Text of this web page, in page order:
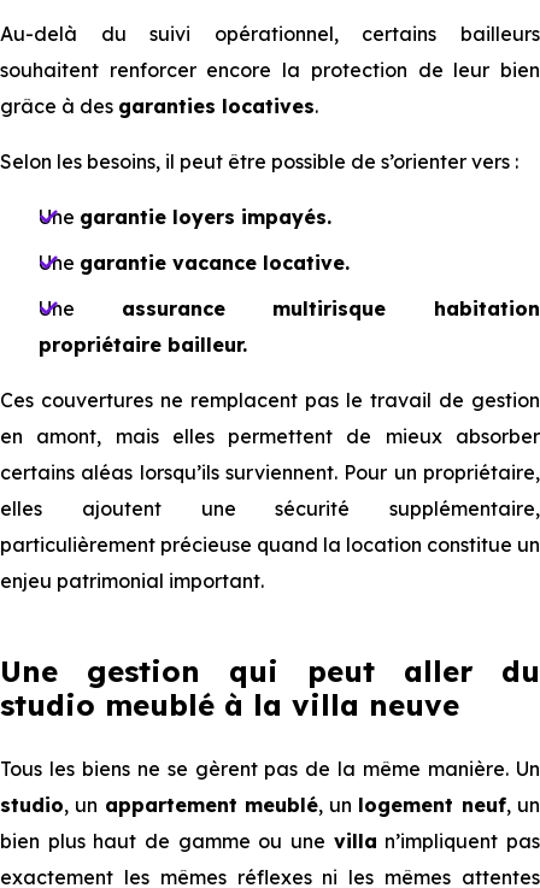
Au-delà du suivi opérationnel, certains bailleurs
souhaitent renforcer encore la protection de leur bien
grâce à des garanties locatives.
Selon les besoins, il peut être possible de s’orienter vers :
Une garantie loyers impayés.
Une garantie vacance locative.
Une assurance multirisque habitation
propriétaire bailleur.
Ces couvertures ne remplacent pas le travail de gestion
en amont, mais elles permettent de mieux absorber
certains aléas lorsqu’ils surviennent. Pour un propriétaire,
elles ajoutent une sécurité supplémentaire,
particulièrement précieuse quand la location constitue un
enjeu patrimonial important.
Une gestion qui peut aller du
studio meublé à la villa neuve
Tous les biens ne se gèrent pas de la même manière. Un
studio, un appartement meublé, un logement neuf, un
bien plus haut de gamme ou une villa n’impliquent pas
exactement les mêmes réflexes ni les mêmes attentes